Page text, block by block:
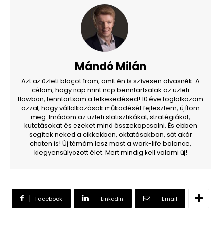
Mándó Milán
Azt az üzleti blogot írom, amit én is szívesen olvasnék. A
célom, hogy nap mint nap benntartsalak az üzleti
flowban, fenntartsam a lelkesedésed! 10 éve foglalkozom
azzal, hogy vállalkozások működését fejlesztem, újítom
meg. Imádom az üzleti statisztikákat, stratégiákat,
kutatásokat és ezeket mind összekapcsolni. És ebben
segítek neked a cikkekben, oktatásokban, sőt akár
chaten is! Új témám lesz most a work-life balance,
kiegyensúlyozott élet. Mert mindig kell valami új!
Facebook Linkedin Email